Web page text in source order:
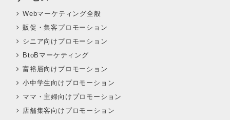
Webマーケティング全般
販促・集客プロモーション
シニア向けプロモーション
BtoBマーケティング
富裕層向けプロモーション
小中学生向けプロモーション
ママ・主婦向けプロモーション
店舗集客向けプロモーション